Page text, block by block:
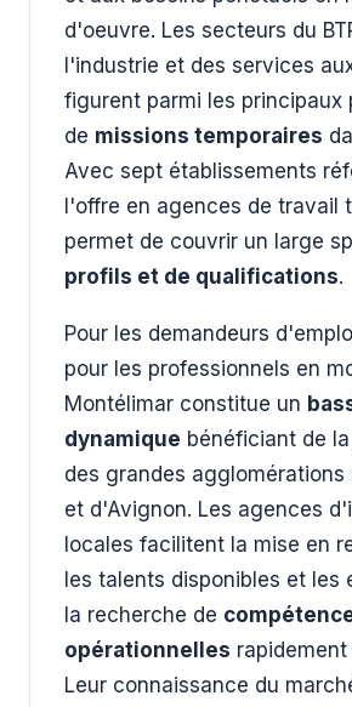
d'oeuvre. Les secteurs du
l'industrie et des services
figurent parmi les principaux
de missions temporaires
Avec sept établissements
l'offre en agences de travail
permet de couvrir un large
profils et de qualifications.
Pour les demandeurs
pour les professionnels en
Montélimar constitue un
dynamique bénéficiant de
des grandes agglomérations
et d'Avignon. Les agences
locales facilitent la mise en
les talents disponibles et les
la recherche de
opérationnelles
Leur connaissance du